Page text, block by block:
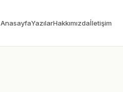
AnasayfaYazılarHakkımızdaİletişim